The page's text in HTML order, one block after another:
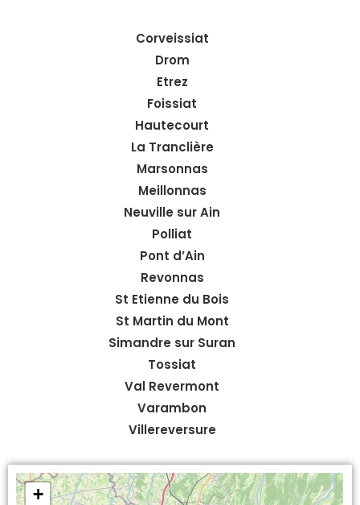
Corveissiat
Drom
Etrez
Foissiat
Hautecourt
La Tranclière
Marsonnas
Meillonnas
Neuville sur Ain
Polliat
Pont d’Ain
Revonnas
St Etienne du Bois
St Martin du Mont
Simandre sur Suran
Tossiat
Val Revermont
Varambon
Villereversure
+